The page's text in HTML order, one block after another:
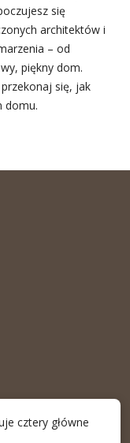
się
architektów i
– od
piękny dom.
się, jak
domu.
cztery główne